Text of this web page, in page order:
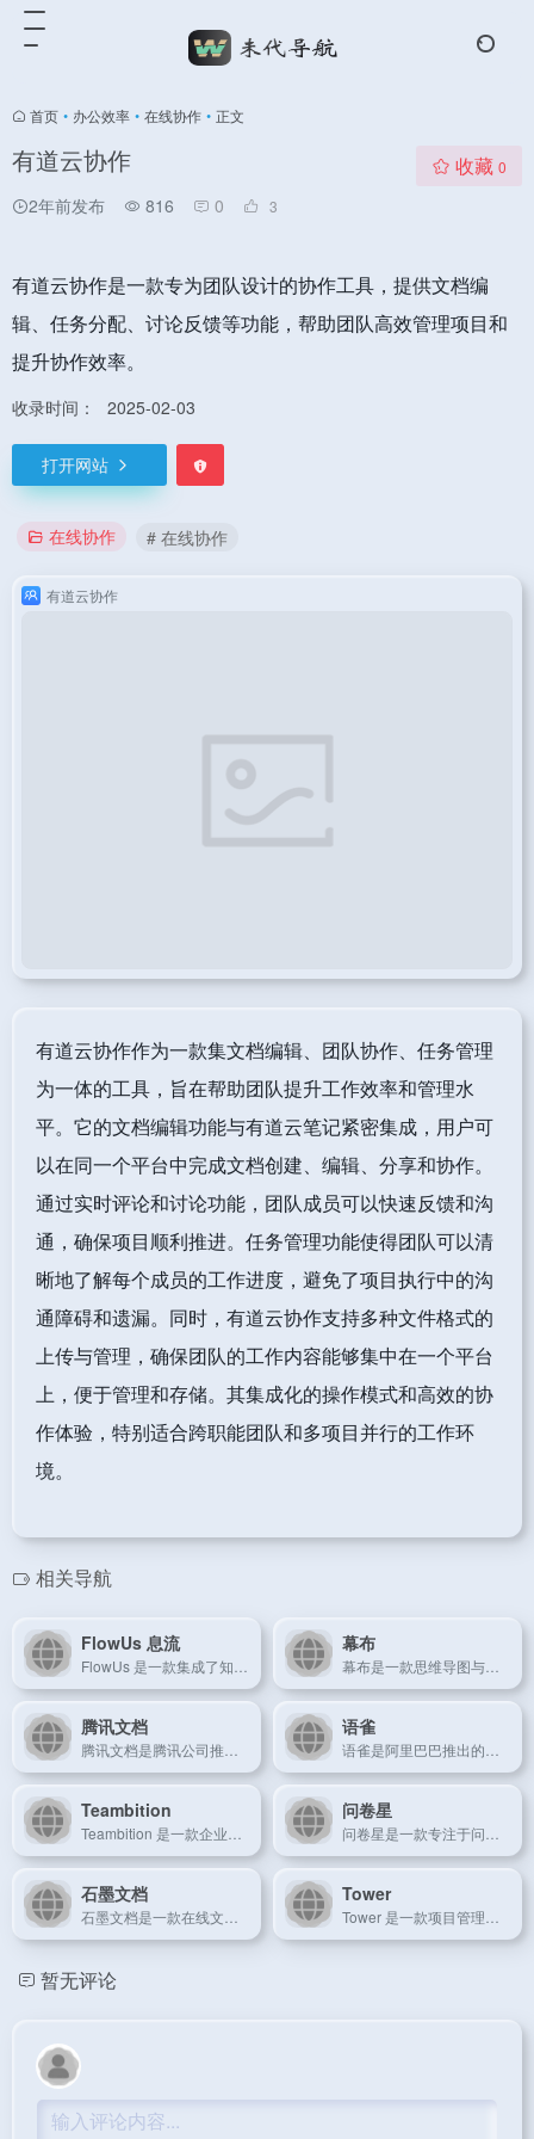
首页 • 办公效率 • 在线协作 • 正文
有道云协作
2年前发布 816 0 3
收藏 0
有道云协作是一款专为团队设计的协作工具，提供文档编
辑、任务分配、讨论反馈等功能，帮助团队高效管理项目和
提升协作效率。
收录时间： 2025-02-03
打开网站
在线协作 # 在线协作
有道云协作
有道云协作作为一款集文档编辑、团队协作、任务管理
为一体的工具，旨在帮助团队提升工作效率和管理水
平。它的文档编辑功能与有道云笔记紧密集成，用户可
以在同一个平台中完成文档创建、编辑、分享和协作。
通过实时评论和讨论功能，团队成员可以快速反馈和沟
通，确保项目顺利推进。任务管理功能使得团队可以清
晰地了解每个成员的工作进度，避免了项目执行中的沟
通障碍和遗漏。同时，有道云协作支持多种文件格式的
上传与管理，确保团队的工作内容能够集中在一个平台
上，便于管理和存储。其集成化的操作模式和高效的协
作体验，特别适合跨职能团队和多项目并行的工作环
境。
相关导航
FlowUs 息流 幕布
腾讯文档 语雀
Teambition 问卷星
石墨文档 Tower
暂无评论